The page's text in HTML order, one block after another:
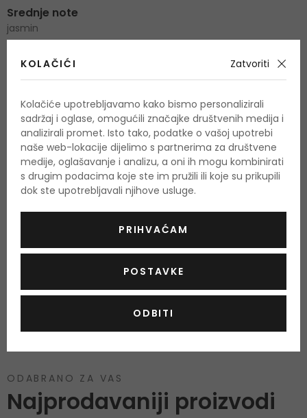
Srednje note
jasmin
Bazne note
lješnjak
O proizvodu
OPIS OCJENA
Još nema recenzija za ovaj proizvod.Budite prvi.
OCIJENITE PROIZVOD
OSTALE INFORMACIJE
ODABRANO ZA VAS
Najprodavaniji proizvodi
KOLAČIĆI Zatvoriti
Kolačiće upotrebljavamo kako bismo personalizirali
sadržaj i oglase, omogućili značajke društvenih medija i
analizirali promet. Isto tako, podatke o vašoj upotrebi
naše web-lokacije dijelimo s partnerima za društvene
medije, oglašavanje i analizu, a oni ih mogu kombinirati
s drugim podacima koje ste im pružili ili koje su prikupili
dok ste upotrebljavali njihove usluge.
PRIHVAĆAM
POSTAVKE
ODBITI